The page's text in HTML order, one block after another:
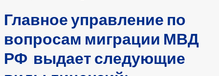
Главное управление по
вопросам миграции МВД
РФ выдает следующие